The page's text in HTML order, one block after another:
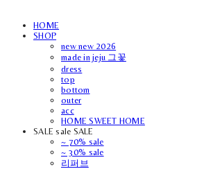
HOME
SHOP
new new 2026
made in jeju 그꽃
dress
top
bottom
outer
acc
HOME SWEET HOME
SALE sale SALE
~ 70% sale
~ 30% sale
리퍼브